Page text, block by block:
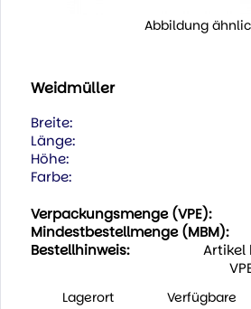
Abbildung
Weidmüller
Breite:
Länge:
Höhe:
Farbe:
Verpackungsmenge (VPE):
Mindestbestellmenge (MBM):
Bestellhinweis:
Artikel
Lagerort
Verfügbare